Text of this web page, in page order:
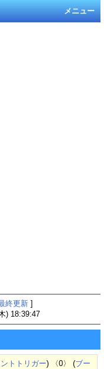
メニュー
終更新]
) 18:39:47
トトリガー) 〈0〉 (ブー